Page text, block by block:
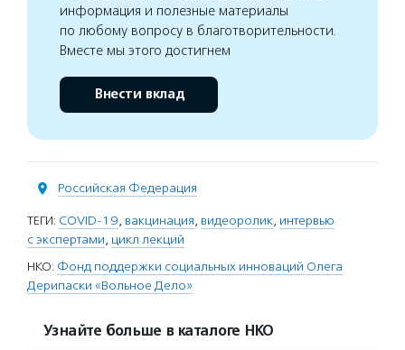
информация и полезные материалы
по любому вопросу в благотворительности.
Вместе мы этого достигнем
Внести вклад
Российская Федерация
ТЕГИ: COVID-19, вакцинация, видеоролик, интервью
с экспертами, цикл лекций
НКО: Фонд поддержки социальных инноваций Олега
Дерипаски «Вольное Дело»
Узнайте больше в каталоге НКО